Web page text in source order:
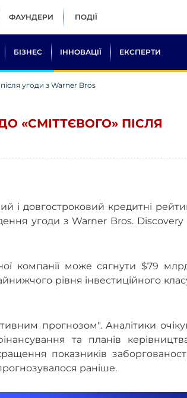
ФАУНДЕРИ ПОДІЇ
БІЗНЕС ІННОВАЦІЇ ЕКСПЕРТИ
угоди з Warner Bros
«СМІТТЄВОГО» ПІСЛЯ
і довгостроковий кредитні
угоди з Warner Bros. Discovery
компанії може сягнути $79
рівня інвестиційного
прогнозом". Аналітики
та планів
показників
раніше.